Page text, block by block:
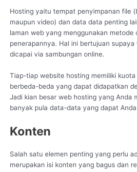
Hosting yaitu tempat penyimpanan file
maupun video) dan data data penting
laman web yang menggunakan metode
penerapannya. Hal ini bertujuan supaya
dicapai via sambungan online.
Tiap-tiap website hosting memiliki
berbeda-beda yang dapat didapatkan
Jadi kian besar web hosting yang Anda
banyak pula data-data yang dapat
Konten
Salah satu elemen penting yang perlu
merupakan isi konten yang bagus dan